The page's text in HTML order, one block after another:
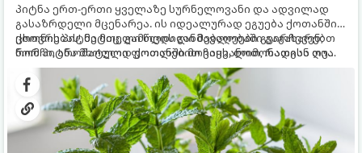
პიტნა ერთ-ერთი ყველაზე სურნელოვანი და ადვილად
გასაზრდელი მცენარეა. ის იდეალურად ეგუება ქოთანში
ცხოვრებას, მეტიც, გამოცდილი მებაღეები გვირჩევენ,
რომ პიტნა მხოლოდ ქოთანში მოვიყვანოთ, რადგან ღია
გრუნტში (ბაღში) დარგვისას ის ფესვებით ძალიან
სწრაფად ვრცელდება და სხვა მცენარეებს ავიწროებს.
ქოთნის პიტნა მთელი წლის განმავლობაში გაგახარებთ
ნორჩი, არომატული ფოთლებით ჩაის, ლიმონათისა თუ
კერძებისთვის.